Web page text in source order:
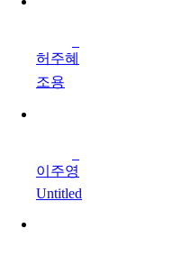
허주혜
조용
이주영
Untitled